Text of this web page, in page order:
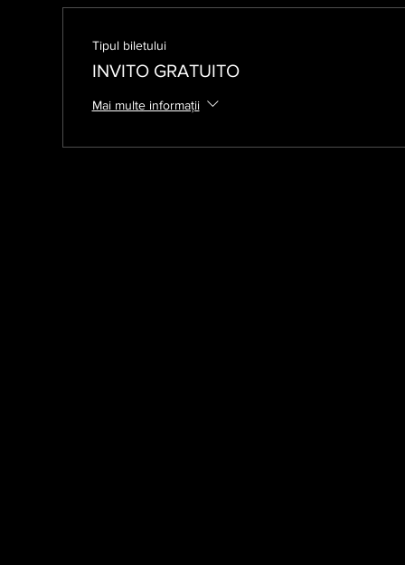
Tipul biletului
INVITO GRATUITO
Mai multe informații